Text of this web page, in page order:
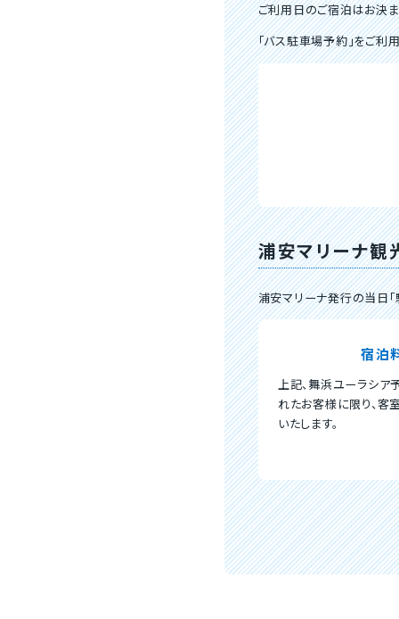
ご利用日のご宿泊はお決
「バス駐車場予約」をご利
浦安マリーナ観
浦安マリーナ発行の当日「
宿泊
上記、舞浜ユーラシア
れたお客様に限り、
いたします。